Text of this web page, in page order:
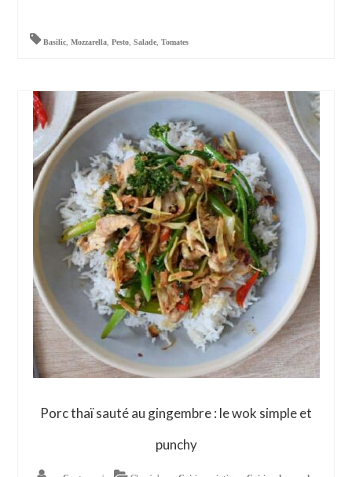
Basilic,Mozzarella,Pesto,Salade,Tomates
Porc thaï sauté au gingembre : le wok simple et
punchy